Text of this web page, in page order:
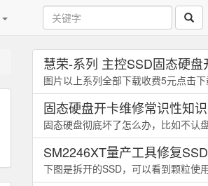
慧荣-系列 主控SSD固态硬盘
图片以上系列全部下载收费5元点击
固态硬盘开卡维修常识性知
固态硬盘彻底坏了怎么办，比如不认
SM2246XT量产工具修复
下图是拆开的SSD，可以看到颗粒使